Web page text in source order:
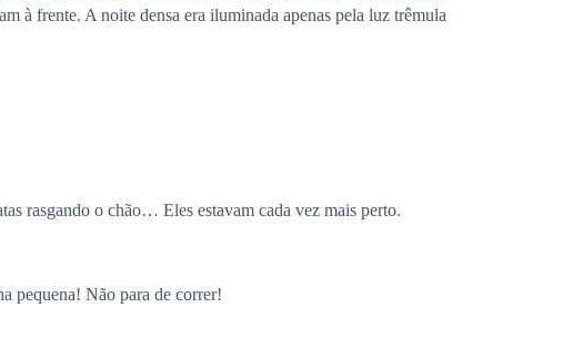
à frente. A noite densa era iluminada apenas pela luz trêmula
rasgando o chão… Eles estavam cada vez mais perto.
pequena! Não para de correr!